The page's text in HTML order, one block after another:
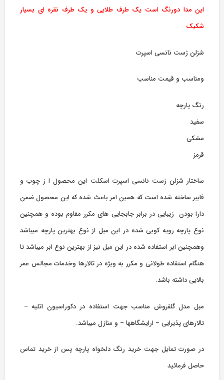
این مدا دورنگ است یک طرف طلایی و یک طرف نقره ای بسیار
شکیک
شزلن ژست نانسی اسپرت
ومناسب و قیمت مناسب
رنگ پارچه
سفید
مشکی
قرمز
ساختار شزلن ژست نانسی اسپرت اسکلت این محصول ا ز چوب و
فایبر ساخته شده است که همین امر باعث شده که این محصول ضمن
دارا بودن زیبایی در برابر جابجایی های مکرر مقاوم بوده و همچنین
نوع پارچه رویه کوبی شده در این مبل از نوع بهترین پارچه میباشد
وهمچنین ابر استفاده شده در این مبل نیز از بهترین نوع ابر میباشد تا
هنگام استفاده طولانی و مکرر به ویژه در تالارها وخدمات مجالس عمر
بالایی داشته باشد.
مبل مدل گلفروش مناسب جهت استفاده در دکوراسیون اتلیه –
تالارهای پذیرایی – ارایشگاهها – و منازل میباشد.
در صورت تمایل جهت خرید رنگ دلخواه پارچه پس از خرید تماس
حاصل فرمائید